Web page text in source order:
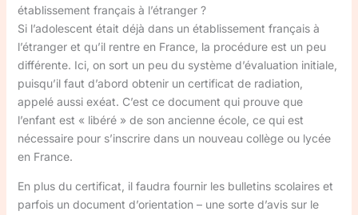
établissement français à l’étranger ?
Si l’adolescent était déjà dans un établissement français à
l’étranger et qu’il rentre en France, la procédure est un peu
différente. Ici, on sort un peu du système d’évaluation initiale,
puisqu’il faut d’abord obtenir un certificat de radiation,
appelé aussi exéat. C’est ce document qui prouve que
l’enfant est « libéré » de son ancienne école, ce qui est
nécessaire pour s’inscrire dans un nouveau collège ou lycée
en France.
En plus du certificat, il faudra fournir les bulletins scolaires et
parfois un document d’orientation – une sorte d’avis sur le